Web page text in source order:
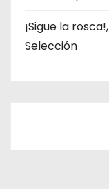
¡Sigue la
Selección